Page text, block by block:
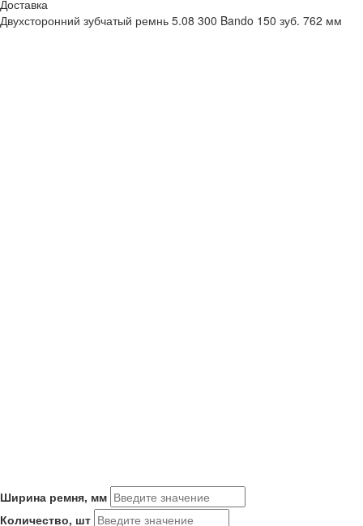
Доставка
Двухсторонний зубчатый ремнь 5.08 300 Bando 150 зуб. 762 мм
Ширина ремня, мм
Количество, шт